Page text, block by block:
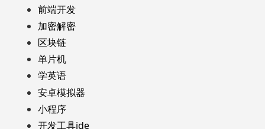
前端开发
加密解密
区块链
单片机
学英语
安卓模拟器
小程序
开发工具ide